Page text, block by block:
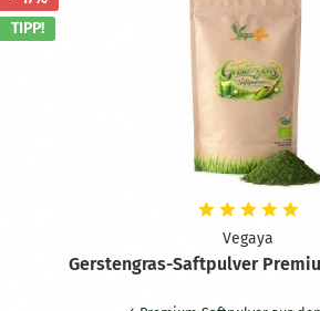
TIPP!
Vegaya
Gerstengras-Saftpulver